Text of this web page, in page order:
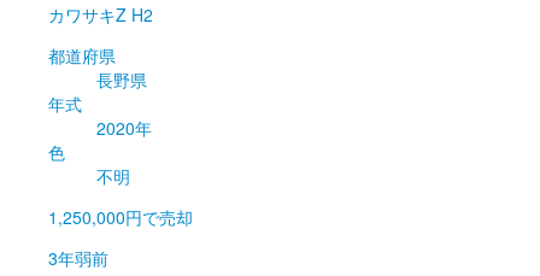
カワサキZ H2
都道府県
長野県
年式
2020年
色
不明
1,250,000円で売却
3年弱前